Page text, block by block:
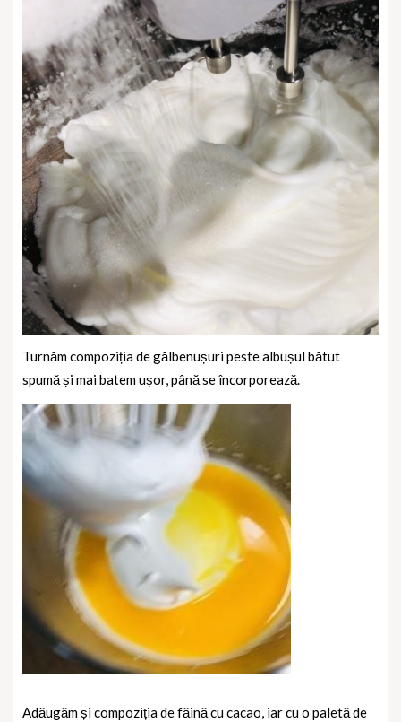
Turnăm compoziția de gălbenușuri peste albușul bătut
spumă și mai batem ușor, până se încorporează.
Adăugăm și compoziția de făină cu cacao, iar cu o paletă de